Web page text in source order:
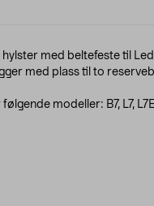
hylster med beltefeste til
med plass til to
modeller: B7, L7,